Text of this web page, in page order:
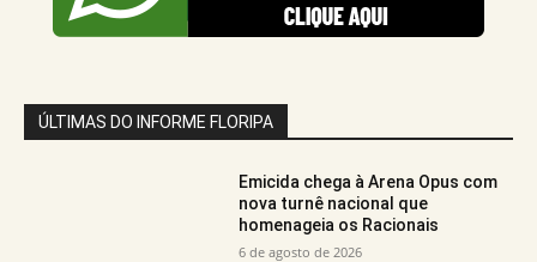
ÚLTIMAS DO INFORME FLORIPA
Emicida chega à Arena Opus com
nova turnê nacional que
homenageia os Racionais
6 de agosto de 2026